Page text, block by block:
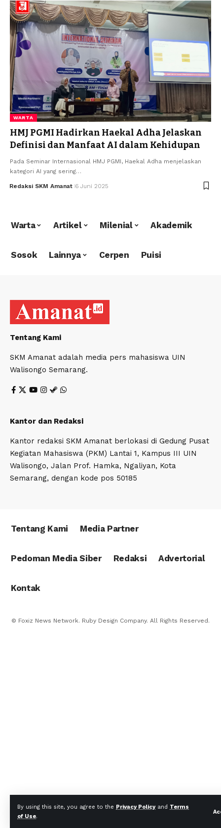
By using this site, you agree to the Privacy Policyand Terms
of Use.
WARTA
HMJ PGMI Hadirkan Haekal Adha Jelaskan
Definisi dan Manfaat AI dalam Kehidupan
Pada Seminar Internasional HMJ PGMI, Haekal Adha menjelaskan
kategori AI yang sering…
Redaksi SKM Amanat 6 Juni 2025
Warta Artikel Milenial Akademik
Sosok Lainnya Cerpen Puisi
Tentang Kami
SKM Amanat adalah media pers mahasiswa UIN
Walisongo Semarang.
Kantor dan Redaksi
Kantor redaksi SKM Amanat berlokasi di Gedung Pusat
Kegiatan Mahasiswa (PKM) Lantai 1, Kampus III UIN
Walisongo, Jalan Prof. Hamka, Ngaliyan, Kota
Semarang, dengan kode pos 50185
Tentang Kami Media Partner
Pedoman Media Siber Redaksi Advertorial
Kontak
© Foxiz News Network. Ruby Design Company. All Rights Reserved.